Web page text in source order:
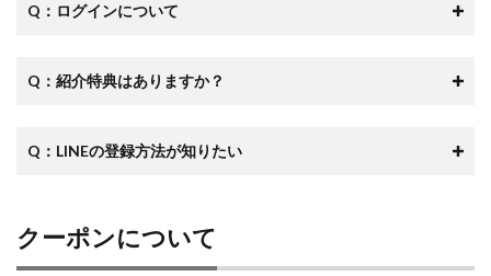
Q：ログインについて
Q：紹介特典はありますか？
Q：LINEの登録方法が知りたい
クーポンについて